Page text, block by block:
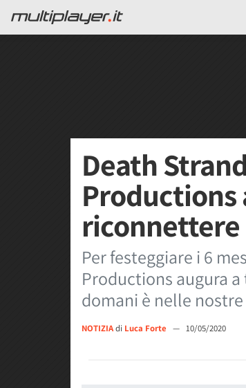
Death
Productions
Per festeggiare i 6
Productions augura
domani è nelle
NOTIZIAdi Luca Forte — 10/05/2020